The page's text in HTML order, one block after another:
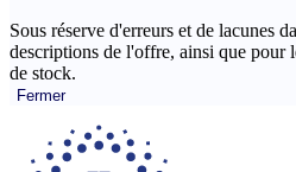
Sous réserve d'erreurs et de lacunes
descriptions de l'offre, ainsi que pour
de stock.
Fermer